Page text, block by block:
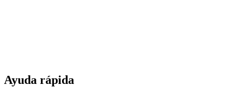
Ayuda rápida